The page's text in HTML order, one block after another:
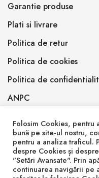
Garantie produse
Plati si livrare
Politica de retur
Politica de cookies
Politica de
ANPC
© 2026
Folosim Cookies, pentru
bună pe site-ul nostru,
pentru a analiza traficul.
despre Cookies și
"Setări Avansate". Prin
continuarea navigării pe